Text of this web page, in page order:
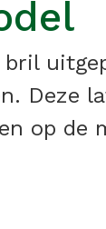
Deze
op de